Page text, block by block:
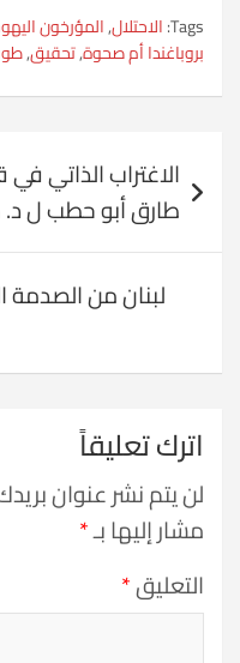
Tags: الاحتلال,المؤرخون
بروباغندا أم صحوة,تحقيق,
المقالات
الاغتراب الذاتي
طارق أبو حطب ل
لبنان من الصدمة
اترك تعليقاً
لن يتم نشر عنوان
مشار إليها بـ*
التعليق*